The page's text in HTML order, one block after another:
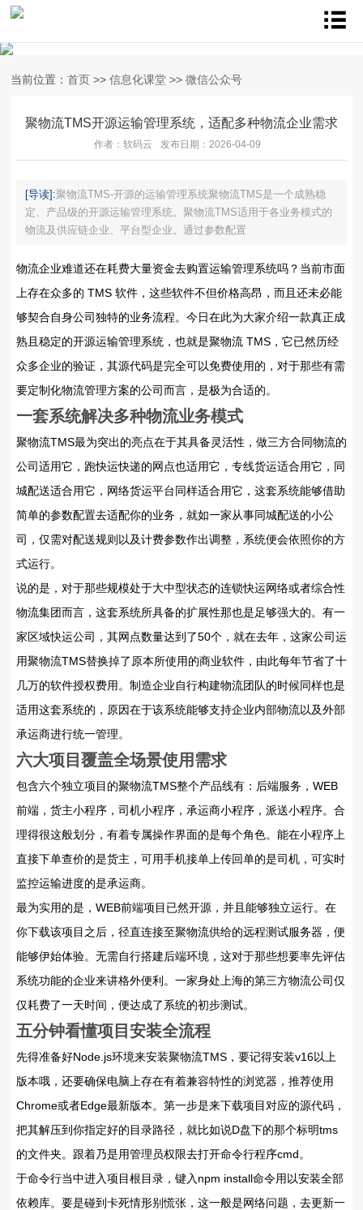
当前位置： 首页 >> 信息化课堂 >> 微信公众号
聚物流TMS开源运输管理系统，适配多种物流企业需求
作者：软码云 发布日期：2026-04-09
[导读]:聚物流TMS-开源的运输管理系统聚物流TMS是一个成熟稳
定、产品级的开源运输管理系统。聚物流TMS适用于各业务模式的
物流及供应链企业、平台型企业。通过参数配置
物流企业难道还在耗费大量资金去购置运输管理系统吗？当前市面
上存在众多的 TMS 软件，这些软件不但价格高昂，而且还未必能
够契合自身公司独特的业务流程。今日在此为大家介绍一款真正成
熟且稳定的开源运输管理系统，也就是聚物流 TMS，它已然历经
众多企业的验证，其源代码是完全可以免费使用的，对于那些有需
要定制化物流管理方案的公司而言，是极为合适的。
一套系统解决多种物流业务模式
聚物流TMS最为突出的亮点在于其具备灵活性，做三方合同物流的
公司适用它，跑快运快递的网点也适用它，专线货运适合用它，同
城配送适合用它，网络货运平台同样适合用它，这套系统能够借助
简单的参数配置去适配你的业务，就如一家从事同城配送的小公
司，仅需对配送规则以及计费参数作出调整，系统便会依照你的方
式运行。
说的是，对于那些规模处于大中型状态的连锁快运网络或者综合性
物流集团而言，这套系统所具备的扩展性那也是足够强大的。有一
家区域快运公司，其网点数量达到了50个，就在去年，这家公司运
用聚物流TMS替换掉了原本所使用的商业软件，由此每年节省了十
几万的软件授权费用。制造企业自行构建物流团队的时候同样也是
适用这套系统的，原因在于该系统能够支持企业内部物流以及外部
承运商进行统一管理。
六大项目覆盖全场景使用需求
包含六个独立项目的聚物流TMS整个产品线有：后端服务，WEB
前端，货主小程序，司机小程序，承运商小程序，派送小程序。合
理得很这般划分，有着专属操作界面的是每个角色。能在小程序上
直接下单查价的是货主，可用手机接单上传回单的是司机，可实时
监控运输进度的是承运商。
最为实用的是，WEB前端项目已然开源，并且能够独立运行。在
你下载该项目之后，径直连接至聚物流供给的远程测试服务器，便
能够伊始体验。无需自行搭建后端环境，这对于那些想要率先评估
系统功能的企业来讲格外便利。一家身处上海的第三方物流公司仅
仅耗费了一天时间，便达成了系统的初步测试。
五分钟看懂项目安装全流程
先得准备好Node.js环境来安装聚物流TMS，要记得安装v16以上
版本哦，还要确保电脑上存在有着兼容特性的浏览器，推荐使用
Chrome或者Edge最新版本。第一步是来下载项目对应的源代码，
把其解压到你指定好的目录路径，就比如说D盘下的那个标明tms
的文件夹。跟着乃是用管理员权限去打开命令行程序cmd。
于命令行当中进入项目根目录，键入npm install命令用以安装全部
依赖库。要是碰到卡死情形别慌张，这一般是网络问题，去更新一